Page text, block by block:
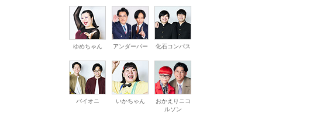
ゆめちゃん アンダーパー 化石コンパス
バイオニ いかちゃん
おかえりニコ
ルソン